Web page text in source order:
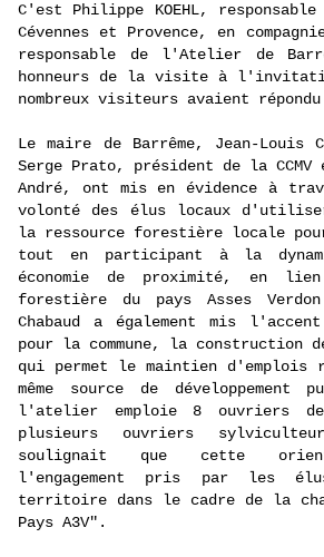
C'est Philippe KOEHL,
Cévennes et Provence, en
responsable de l'Atelier de
honneurs de la visite à
nombreux visiteurs avaient
Le maire de Barrême, Jean-Louis
Serge Prato, président de la
André, ont mis en évidence à
volonté des élus locaux
la ressource forestière locale
tout en participant à la
économie de proximité, en
forestière du pays Asses
Chabaud a également mis
pour la commune, la construction
qui permet le maintien
même source de
l'atelier emploie 8 ouvriers
plusieurs ouvriers
soulignait que cette
l'engagement pris par les
territoire dans le cadre de la
Pays A3V".